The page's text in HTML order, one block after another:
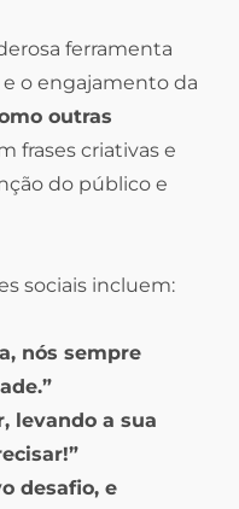
ferramenta
o engajamento da
outras
frases criativas e
do público e
sociais incluem:
nós sempre
levando a sua
desafio, e